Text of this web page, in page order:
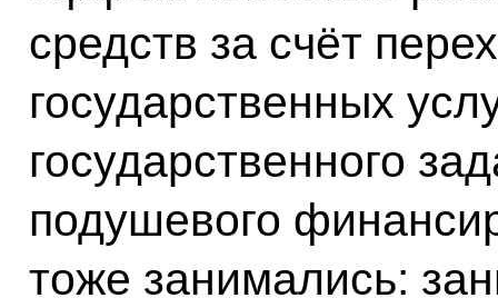
средств за счёт
государственных
государственного
подушевого
тоже занимались: